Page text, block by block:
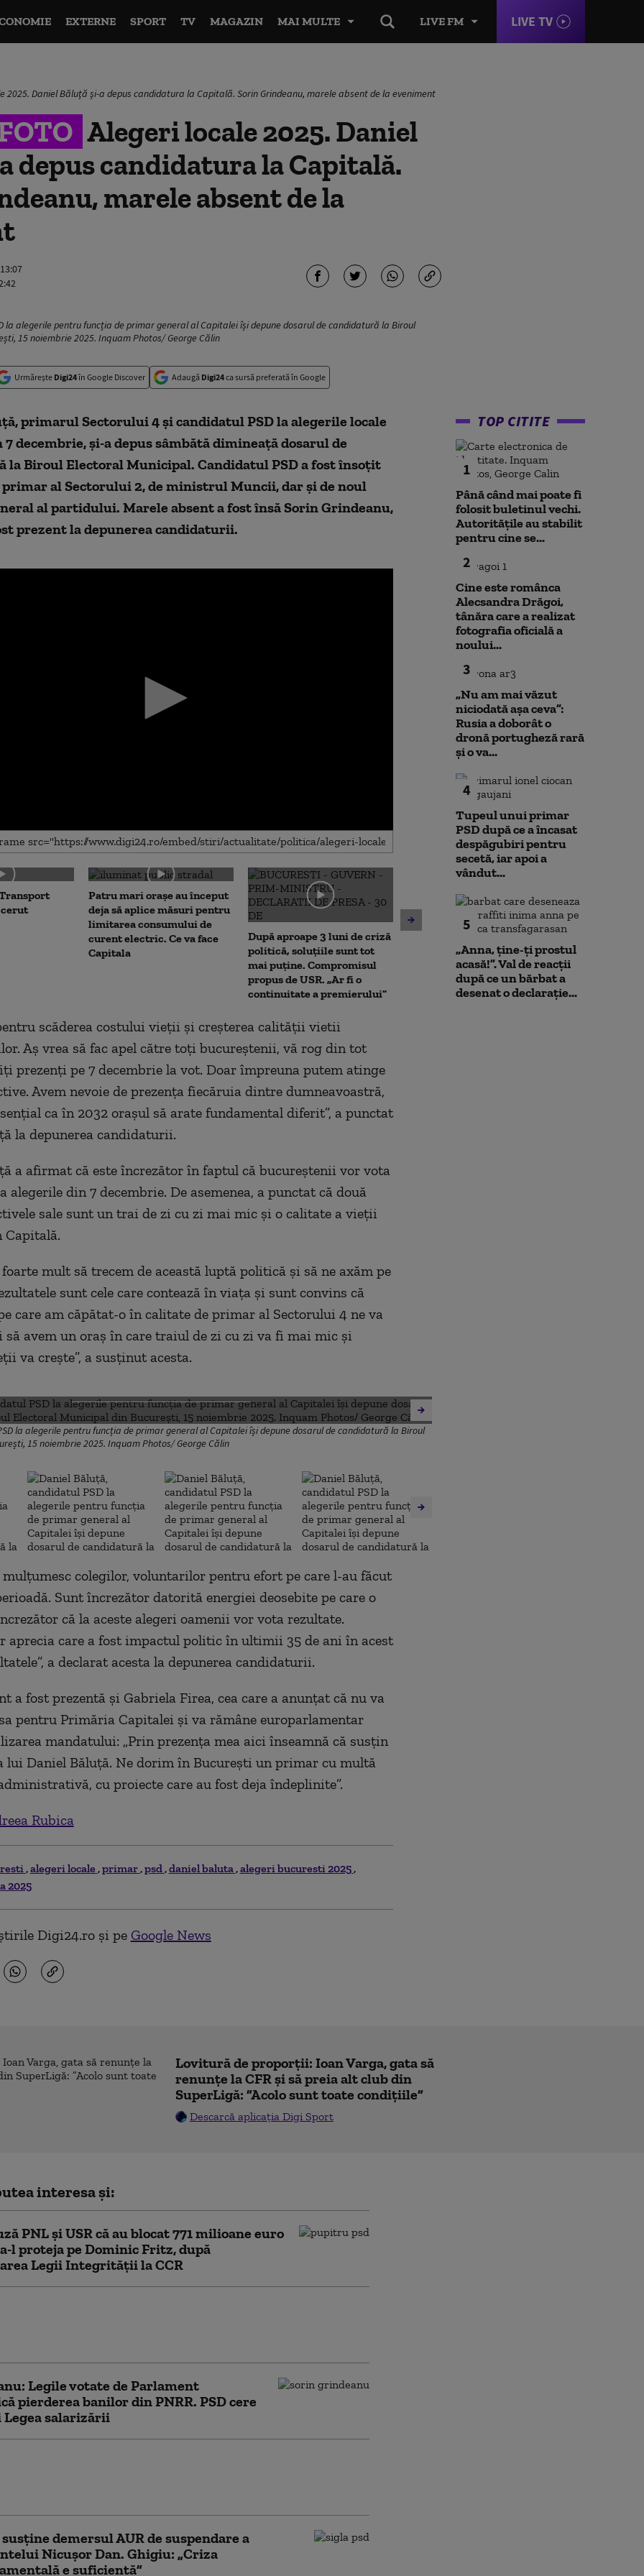
LIVE FM LIVE TV
EXTERNE SPORT TV MAGAZIN MAI MULTE
2025. Daniel Băluță și-a depus candidatura la Capitală. Sorin Grindeanu, marele absent de la eveniment
Alegeri locale 2025. Daniel
depus candidatura la Capitală.
marele absent de la
la alegerile pentru funcția de primar general al Capitalei își depune dosarul de candidatură la Biroul
15 noiembrie 2025. Inquam Photos/ George Călin
Urmărește Digi24în Google Discover Adaugă Digi24ca sursă preferată în Google
primarul Sectorului 4 și candidatul PSD la alegerile locale
decembrie, și-a depus sâmbătă dimineață dosarul de
la Biroul Electoral Municipal. Candidatul PSD a fost însoțit
al Sectorului 2, de ministrul Muncii, dar și de noul
al partidului. Marele absent a fost însă Sorin Grindeanu,
prezent la depunerea candidaturii.
Patru mari orașe au început
deja să aplice măsuri pentru
limitarea consumului de
curent electric. Ce va face
Capitala
După aproape 3 luni de criză
politică, soluțiile sunt tot
mai puține. Compromisul
propus de USR. „Ar fi o
continuitate a premierului”
Nicușor Dan se opune
modificărilor PSD la
proiectul de lege privind
decarbonizarea: „Voi analiza
cu maximă responsabilitate”
strângă
pentru
Parlament
scăderea costului vieții și creșterea calității vietii
Aș vrea să fac apel către toți bucureștenii, vă rog din tot
prezenți pe 7 decembrie la vot. Doar împreuna putem atinge
Avem nevoie de prezența fiecăruia dintre dumneavoastră,
ca în 2032 orașul să arate fundamental diferit”, a punctat
la depunerea candidaturii.
a afirmat că este încrezător în faptul că bucureștenii vor vota
alegerile din 7 decembrie. De asemenea, a punctat că două
sale sunt un trai de zi cu zi mai mic și o calitate a vieții
Capitală.
mult să trecem de această luptă politică și să ne axăm pe
sunt cele care contează în viața și sunt convins că
care am căpătat-o în calitate de primar al Sectorului 4 ne va
să avem un oraș în care traiul de zi cu zi va fi mai mic și
va crește”, a susținut acesta.
la alegerile pentru funcția de primar general al Capitalei își depune dosarul de candidatură la Biroul
15 noiembrie 2025. Inquam Photos/ George Călin
mulțumesc colegilor, voluntarilor pentru efort pe care l-au făcut
Sunt încrezător datorită energiei deosebite pe care o
că la aceste alegeri oamenii vor vota rezultate.
aprecia care a fost impactul politic în ultimii 35 de ani în acest
a declarat acesta la depunerea candidaturii.
a fost prezentă și Gabriela Firea, cea care a anunțat că nu va
pentru Primăria Capitalei și va rămâne europarlamentar
mandatului: „Prin prezența mea aici înseamnă că susțin
lui Daniel Băluță. Ne dorim în București un primar cu multă
cu proiecte care au fost deja îndeplinite”.
Rubica
alegeri locale primar psd daniel baluta alegeri bucuresti 2025
2025
Digi24.ro și pe Google News
TOP CITITE
1
Până când mai poate fi
folosit buletinul vechi.
Autoritățile au stabilit
pentru cine se...
2
Cine este românca
Alecsandra Drăgoi,
tânăra care a realizat
fotografia oficială a
noului...
3
„Nu am mai văzut
niciodată așa ceva”:
Rusia a doborât o
dronă portugheză rară
și o va...
4
Tupeul unui primar
PSD după ce a încasat
despăgubiri pentru
secetă, iar apoi a
vândut...
5
„Anna, ţine-ţi prostul
acasă!”. Val de reacții
după ce un bărbat a
desenat o declarație...
Lovitură de proporții: Ioan Varga, gata să
renunțe la CFR și să preia alt club din
SuperLigă: ”Acolo sunt toate condițiile”
Descarcă aplicația Digi Sport
interesa și:
PNL şi USR că au blocat 771 milioane euro
l proteja pe Dominic Fritz, după
Legii Integrității la CCR
Legile votate de Parlament
pierderea banilor din PNRR. PSD cere
Legea salarizării
susține demersul AUR de suspendare a
Nicușor Dan. Ghigiu: „Criza
e suficientă”